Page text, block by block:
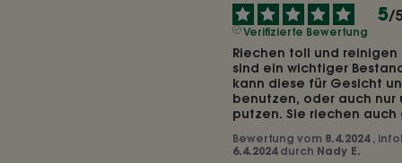
5/5
Verifizierte Bewertung
Riechen toll und reinigen
sind ein wichtiger
kann diese für Gesicht
benutzen, oder auch nur
putzen. Sie riechen auch
Bewertung vom 8.4.2024 ,
6.4.2024 durch Nady E.